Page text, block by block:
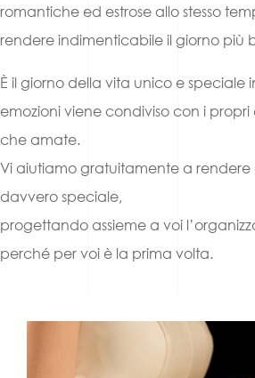
romantiche ed estrose allo stesso
rendere indimenticabile il giorno più
È il giorno della vita unico e speciale
emozioni viene condiviso con i
che amate.
Vi aiutiamo gratuitamente a rendere
davvero speciale,
progettando assieme a voi
perché per voi è la prima volta.